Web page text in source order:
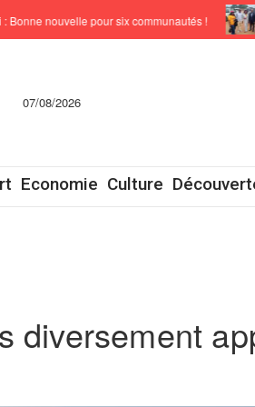
nouvelle pour six communautés !
07/08/2026
Economie Culture
diversement